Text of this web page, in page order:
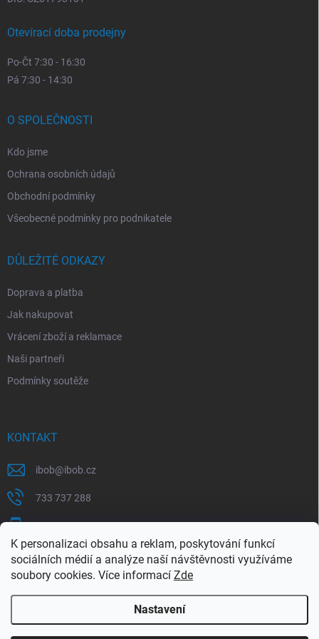
K personalizaci obsahu a reklam, poskytování funkcí
sociálních médií a analýze naší návštěvnosti využíváme
soubory cookies. Více informací Zde
Nastavení
Otevírací doba prodejny
Po-Čt 7:30 - 16:30
Pá 7:30 - 14:30
O SPOLEČNOSTI
Kdo jsme
Ochrana osobních údajů
Obchodní podmínky
Všeobecné podmínky pro podnikatele
DŮLEŽITÉ ODKAZY
Doprava a platba
Jak nakupovat
Vrácení zboží a reklamace
Naši partneři
Podmínky soutěže
KONTAKT
ibob@ibob.cz
733 737 288
607 069 561
Sledujte nás na Facebooku !
ibob_s.r.o/
Copyright 2026ibob s.r.o.. Všechna práva vyhrazena.Upravit nastavení